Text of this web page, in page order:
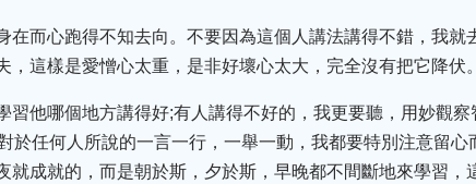
而心跑得不知去向。不要因為這個人講法講得不錯，我就
這樣是愛憎心太重，是非好壞心太大，完全沒有把它降伏。
他哪個地方講得好;有人講得不好的，我更要聽，用妙觀察
任何人所說的一言一行，一舉一動，我都要特別注意留心
成就的，而是朝於斯，夕於斯，早晚都不間斷地來學習，